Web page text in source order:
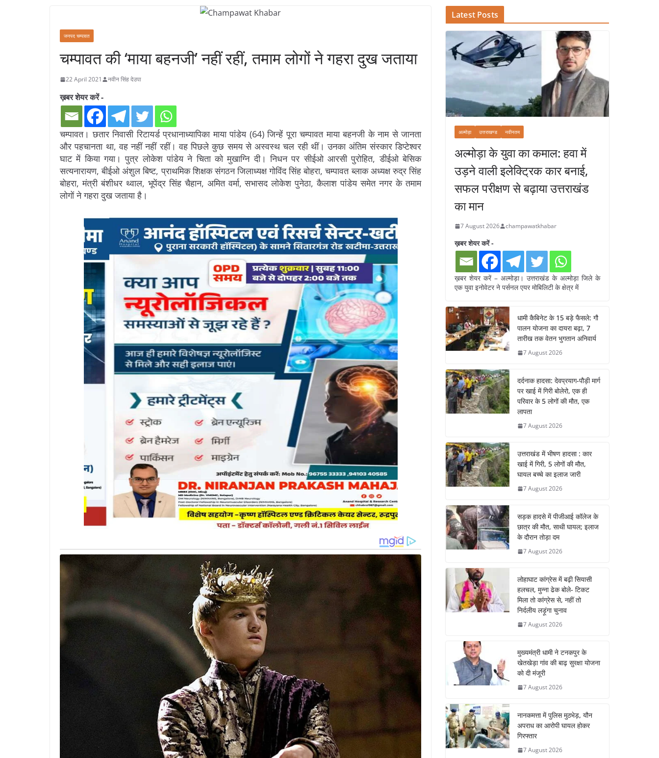
जनपद चम्पावत
चम्पावत की ‘माया बहनजी’ नहीं रहीं, तमाम लोगों ने गहरा दुख जताया
22 April 2021 नवीन सिंह देउपा
ख़बर शेयर करें -
चम्पावत। छतार निवासी रिटायर्ड प्रधानाध्यापिका माया पांडेय (64) जिन्हें पूरा चम्पावत माया बहनजी के नाम से जानता
और पहचानता था, वह नहीं नहीं रहीं। वह पिछले कुछ समय से अस्वस्थ चल रही थीं। उनका अंतिम संस्कार डिप्टेश्वर
घाट में किया गया। पुत्र लोकेश पांडेय ने चिता को मुखाग्नि दी। निधन पर सीईओ आरसी पुरोहित, डीईओ बेसिक
सत्यनारायण, बीईओ अंशुल बिष्ट, प्राथमिक शिक्षक संगठन जिलाध्यक्ष गोविंद सिंह बोहरा, चम्पावत ब्लाक अध्यक्ष रुद्र सिंह
बोहरा, मंत्री बंशीधर थ्वाल, भूपेंद्र सिंह चैहान, अमित वर्मा, सभासद लोकेश पुनेठा, कैलाश पांडेय समेत नगर के तमाम
लोगों ने गहरा दुख जताया है।
Latest Posts
अल्मोड़ा उत्तराखण्ड नवीनतम
अल्मोड़ा के युवा का कमाल: हवा में
उड़ने वाली इलेक्ट्रिक कार बनाई,
सफल परीक्षण से बढ़ाया उत्तराखंड
का मान
7 August 2026 champawatkhabar
ख़बर शेयर करें -
ख़बर शेयर करें – अल्मोड़ा। उत्तराखंड के अल्मोड़ा जिले के
एक युवा इनोवेटर ने पर्सनल एयर मोबिलिटी के क्षेत्र में
धामी कैबिनेट के 15 बड़े फैसले: गौ
पालन योजना का दायरा बढ़ा, 7
तारीख तक वेतन भुगतान अनिवार्य
7 August 2026
दर्दनाक हादसा: देवप्रयाग-पौड़ी मार्ग
पर खाई में गिरी बोलेरो, एक ही
परिवार के 5 लोगों की मौत, एक
लापता
7 August 2026
उत्तराखंड में भीषण हादसा : कार
खाई में गिरी, 5 लोगों की मौत,
घायल बच्चे का इलाज जारी
7 August 2026
सड़क हादसे में पीजीआई कॉलेज के
छात्र की मौत, साथी घायल; इलाज
के दौरान तोड़ा दम
7 August 2026
लोहाघाट कांग्रेस में बढ़ी सियासी
हलचल, मुन्ना ढेक बोले- टिकट
मिला तो कांग्रेस से, नहीं तो
निर्दलीय लड़ूंगा चुनाव
7 August 2026
मुख्यमंत्री धामी ने टनकपुर के
खेतखेड़ा गांव की बाढ़ सुरक्षा योजना
को दी मंजूरी
7 August 2026
नानकमत्ता में पुलिस मुठभेड़, यौन
अपराध का आरोपी घायल होकर
गिरफ्तार
7 August 2026